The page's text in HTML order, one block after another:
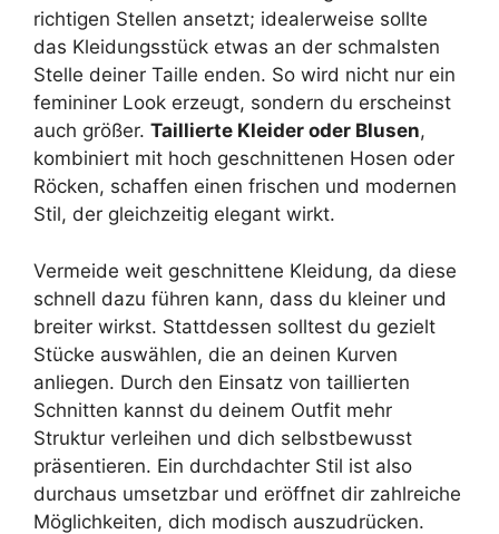
richtigen Stellen ansetzt; idealerweise sollte
das Kleidungsstück etwas an der schmalsten
Stelle deiner Taille enden. So wird nicht nur ein
femininer Look erzeugt, sondern du erscheinst
auch größer. Taillierte Kleider oder Blusen,
kombiniert mit hoch geschnittenen Hosen oder
Röcken, schaffen einen frischen und modernen
Stil, der gleichzeitig elegant wirkt.
Vermeide weit geschnittene Kleidung, da diese
schnell dazu führen kann, dass du kleiner und
breiter wirkst. Stattdessen solltest du gezielt
Stücke auswählen, die an deinen Kurven
anliegen. Durch den Einsatz von taillierten
Schnitten kannst du deinem Outfit mehr
Struktur verleihen und dich selbstbewusst
präsentieren. Ein durchdachter Stil ist also
durchaus umsetzbar und eröffnet dir zahlreiche
Möglichkeiten, dich modisch auszudrücken.